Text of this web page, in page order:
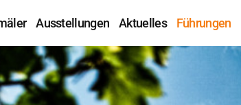
Ausstellungen Aktuelles Führungen